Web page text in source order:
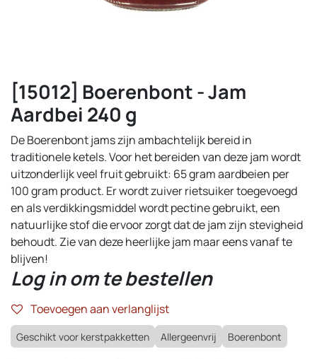
[15012] Boerenbont - Jam
Aardbei 240 g
De Boerenbont jams zijn ambachtelijk bereid in
traditionele ketels. Voor het bereiden van deze jam wordt
uitzonderlijk veel fruit gebruikt: 65 gram aardbeien per
100 gram product. Er wordt zuiver rietsuiker toegevoegd
en als verdikkingsmiddel wordt pectine gebruikt, een
natuurlijke stof die ervoor zorgt dat de jam zijn stevigheid
behoudt. Zie van deze heerlijke jam maar eens vanaf te
blijven!
Log in om te bestellen
Toevoegen aan verlanglijst
Geschikt voor kerstpakketten Allergeenvrij Boerenbont